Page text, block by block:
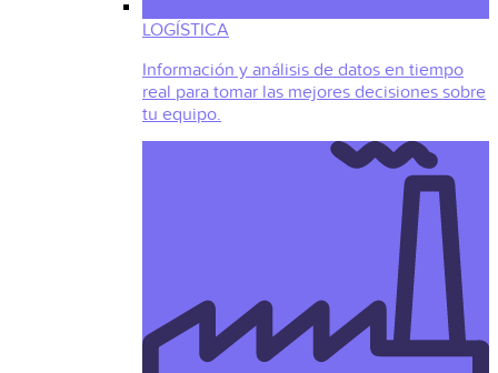
LOGÍSTICA
Información y análisis de datos en tiempo
real para tomar las mejores decisiones sobre
tu equipo.